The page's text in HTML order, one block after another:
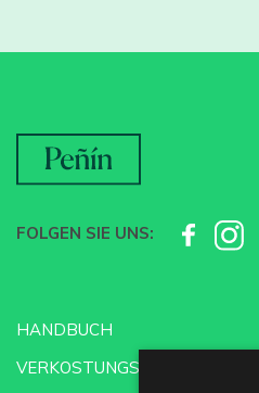
FOLGEN SIE UNS:
HANDBUCH
VERKOSTUNGSSCHULE